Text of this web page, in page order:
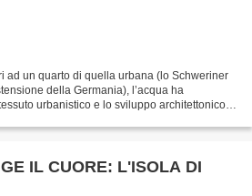
ad un quarto di quella urbana (lo Schweriner
della Germania), l’acqua ha
urbanistico e lo sviluppo architettonico
IL CUORE: L'ISOLA DI